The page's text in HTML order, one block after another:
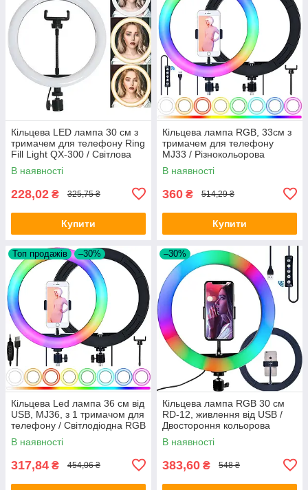
Кільцева LED лампа 30 см з
тримачем для телефону Ring
Fill Light QX-300 / Світлова
лампа для зйомок
В наявності
228,02 ₴ 325,75 ₴
Купити
Кільцева лампа RGB, 33см з
тримачем для телефону
MJ33 / Різнокольорова
світлодіодна лампа кільце
В наявності
360 ₴ 514,29 ₴
Купити
Топ продажів –30%
Кільцева Led лампа 36 см від
USB, MJ36, з 1 тримачом для
телефону / Світлодіодна RGB
лампа для селфі
В наявності
317,84 ₴ 454,06 ₴
–30%
Кільцева лампа RGB 30 см
RD-12, живлення від USB /
Двостороння кольорова
лампа LED з тримачем для
телефону
В наявності
383,60 ₴ 548 ₴